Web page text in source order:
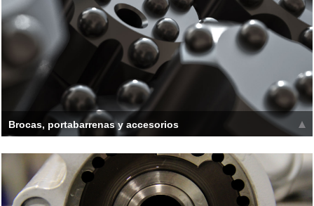
alta presión
Leer más >>
Brocas, portabarrenas y accesorios
de carburo fabricados para una máxima resistencia.
Leer más >>